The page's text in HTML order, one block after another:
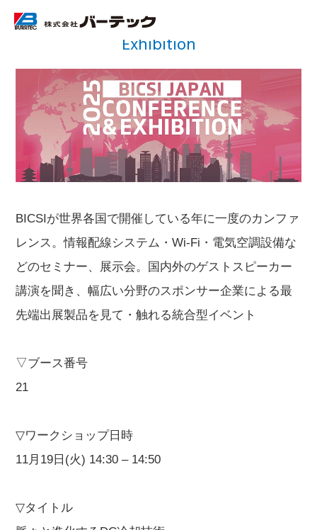
2025 BICSI Japan Conference &
Exhibition
BICSIが世界各国で開催している年に一度のカンファ
レンス。情報配線システム・Wi-Fi・電気空調設備な
どのセミナー、展示会。国内外のゲストスピーカー
講演を聞き、幅広い分野のスポンサー企業による最
先端出展製品を見て・触れる統合型イベント
▽ブース番号
21
▽ワークショップ日時
11月19日(火) 14:30 – 14:50
▽タイトル